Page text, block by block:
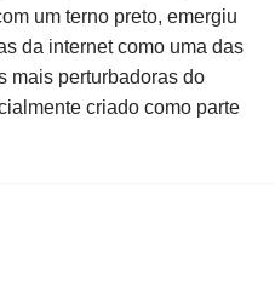
um terno preto, emergiu
da internet como uma das
mais perturbadoras do
criado como parte